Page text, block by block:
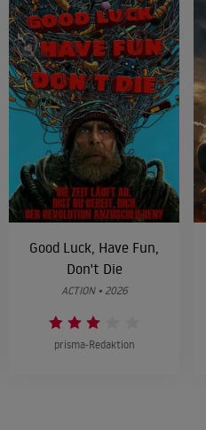
Good Luck, Have Fun,
Don't Die
ACTION • 2026
prisma-Redaktion